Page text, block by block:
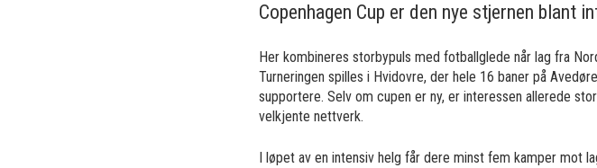
Copenhagen Cup er den nye stjernen blant
Her kombineres storbypuls med fotballglede når lag fra
Turneringen spilles i Hvidovre, der hele 16 baner på
supportere. Selv om cupen er ny, er interessen allerede
velkjente nettverk.
I løpet av en intensiv helg får dere minst fem kamper mot